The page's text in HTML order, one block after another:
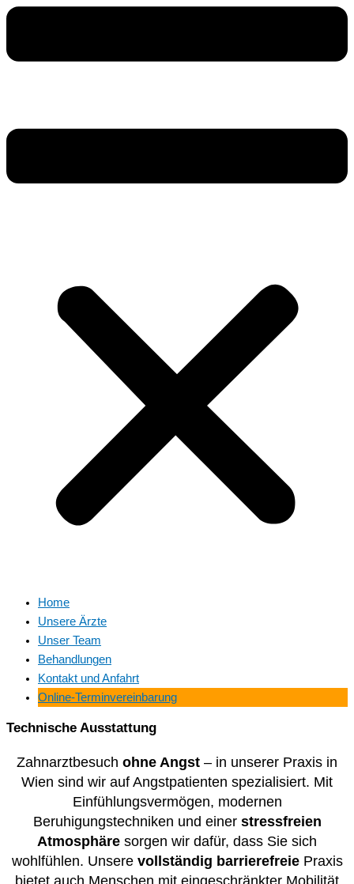
Home
Unsere Ärzte
Unser Team
Behandlungen
Kontakt und Anfahrt
Online-Terminvereinbarung
Technische Ausstattung
Zahnarztbesuch ohne Angst – in unserer Praxis in
Wien sind wir auf Angstpatienten spezialisiert. Mit
Einfühlungsvermögen, modernen
Beruhigungstechniken und einer stressfreien
Atmosphäre sorgen wir dafür, dass Sie sich
wohlfühlen. Unsere vollständig barrierefreiePraxis
bietet auch Menschen mit eingeschränkter Mobilität